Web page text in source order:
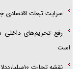
سرایت تبعات اقتصادی
رفع تحریم‌های داخلی
است